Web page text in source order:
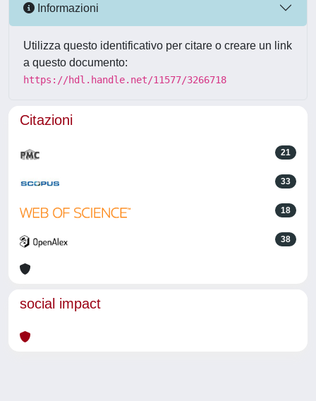
Informazioni
Utilizza questo identificativo per citare o creare un link
a questo documento:
https://hdl.handle.net/11577/3266718
Citazioni
21
33
18
38
social impact